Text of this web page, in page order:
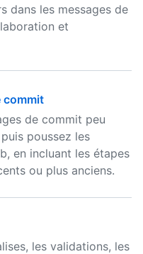
dans les messages de
et
commit
de commit peu
poussez les
en incluant les étapes
ou plus anciens.
les validations, les